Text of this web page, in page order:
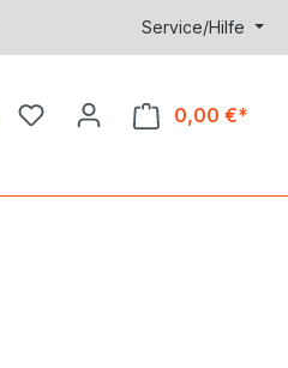
Service/Hilfe
0,00 €*